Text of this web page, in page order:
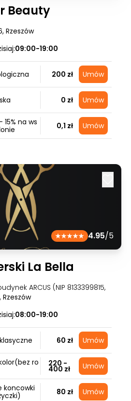
Beauty
, Rzeszów
09:00-19:00
200 zł Umów
0 zł Umów
na ws
0,1 zł Umów
4.95/5
La Bella
ARCUS (NIP 8133399815,
, Rzeszów
08:00-19:00
60 zł Umów
ro
220 -
400 zł Umów
koncowki
80 zł Umów